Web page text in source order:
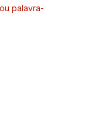
palavra-